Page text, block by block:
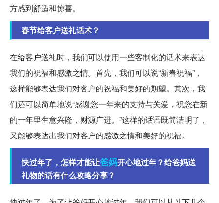
方感到舒适和惊喜。
春节给客户送礼话术？
在给客户送礼时，我们可以使用一些客制化的话术来表达
我们的祝福和感激之情。首先，我们可以说“新春祝福”，
这样能够表达我们对客户的祝福和美好的期望。其次，我
们还可以简单地说“感谢您一年来的支持与关爱，祝您在新
的一年里生意兴隆，财源广进。”这样的话语既简洁明了，
又能够表达出我们对客户的感激之情和美好的祝福。
快过年了，怎样才能让爸妈开心地过年？给爸妈送
礼物的话有什么攻略分享？